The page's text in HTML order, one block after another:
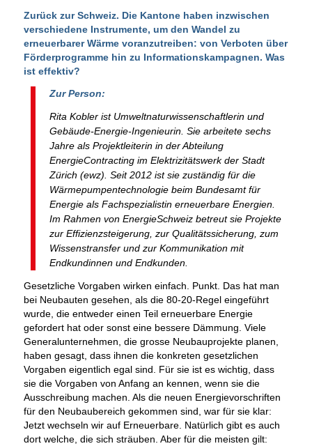
Zurück zur Schweiz. Die Kantone haben inzwischen
verschiedene Instrumente, um den Wandel zu
erneuerbarer Wärme voranzutreiben: von Verboten über
Förderprogramme hin zu Informationskampagnen. Was
ist effektiv?
Zur Person:
Rita Kobler ist Umweltnaturwissenschaftlerin und
Gebäude-Energie-Ingenieurin. Sie arbeitete sechs
Jahre als Projektleiterin in der Abteilung
EnergieContracting im Elektrizitätswerk der Stadt
Zürich (ewz). Seit 2012 ist sie zuständig für die
Wärmepumpentechnologie beim Bundesamt für
Energie als Fachspezialistin erneuerbare Energien.
Im Rahmen von EnergieSchweiz betreut sie Projekte
zur Effizienzsteigerung, zur Qualitätssicherung, zum
Wissenstransfer und zur Kommunikation mit
Endkundinnen und Endkunden.
Gesetzliche Vorgaben wirken einfach. Punkt. Das hat man
bei Neubauten gesehen, als die 80-20-Regel eingeführt
wurde, die entweder einen Teil erneuerbare Energie
gefordert hat oder sonst eine bessere Dämmung. Viele
Generalunternehmen, die grosse Neubauprojekte planen,
haben gesagt, dass ihnen die konkreten gesetzlichen
Vorgaben eigentlich egal sind. Für sie ist es wichtig, dass
sie die Vorgaben von Anfang an kennen, wenn sie die
Ausschreibung machen. Als die neuen Energievorschriften
für den Neubaubereich gekommen sind, war für sie klar:
Jetzt wechseln wir auf Erneuerbare. Natürlich gibt es auch
dort welche, die sich sträuben. Aber für die meisten gilt: